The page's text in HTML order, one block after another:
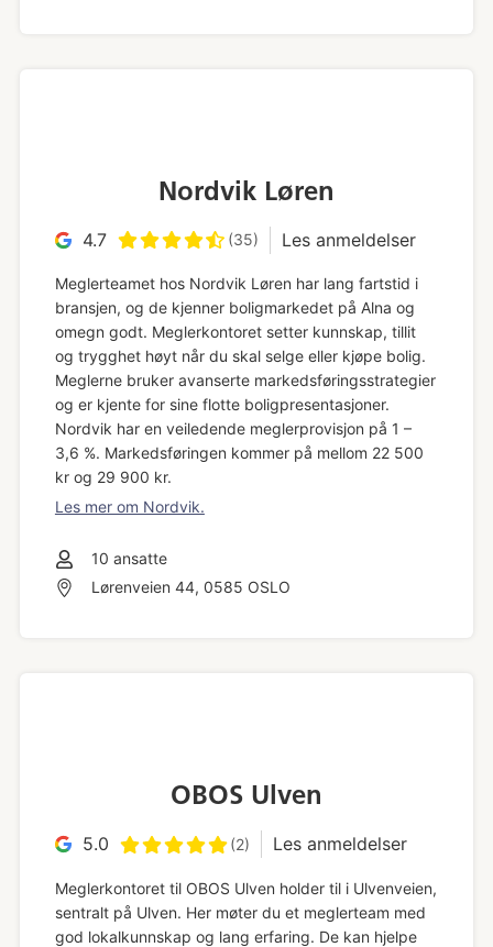
Nordvik Løren
4.7 (35) Les anmeldelser
Meglerteamet hos Nordvik Løren har lang fartstid i
bransjen, og de kjenner boligmarkedet på Alna og
omegn godt. Meglerkontoret setter kunnskap, tillit
og trygghet høyt når du skal selge eller kjøpe bolig.
Meglerne bruker avanserte markedsføringsstrategier
og er kjente for sine flotte boligpresentasjoner.
Nordvik har en veiledende meglerprovisjon på 1 –
3,6 %. Markedsføringen kommer på mellom 22 500
kr og 29 900 kr.
Les mer om Nordvik.
10 ansatte
Lørenveien 44, 0585 OSLO
OBOS Ulven
5.0 (2) Les anmeldelser
Meglerkontoret til OBOS Ulven holder til i Ulvenveien,
sentralt på Ulven. Her møter du et meglerteam med
god lokalkunnskap og lang erfaring. De kan hjelpe